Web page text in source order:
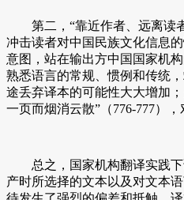
第二，“靠近作者、远离读者
冲击读者对中国民族文化信息
意图，站在输出方中国国家机
熟悉语言的常规、惯例和传统
途丢弃译本的可能性大大增加
一页而烟消云散”（776-777）
总之，国家机构翻译实践下
产时所选择的文本以及对文本